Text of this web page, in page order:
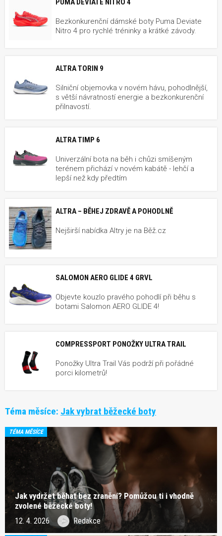
PUMA DEVIATE NITRO 4
Bezkonkurenční dámské boty Puma Deviate
Nitro 4 pro rychlé tréninky a krátké závody.
ALTRA TORIN 9
Silniční objemovka v novém hávu, pohodlnější,
s větší návratností energie a bezkonkurenční
přilnavostí.
ALTRA TIMP 6
Univerzální bota na běh i chůzi smíšeným
terénem přichází v novém kabátě - lehčí a
lepší než kdy předtím
ALTRA – BĚHEJ ZDRAVĚ A POHODLNĚ
Nejširší nabídka Altry je na Běž.cz
SALOMON AERO GLIDE 4 GRVL
Objevte kouzlo pravého pohodlí při běhu s
botami Salomon AERO GLIDE 4!
COMPRESSPORT PONOŽKY ULTRA TRAIL
Ponožky Ultra Trail Vás podrží při pořádné
porci kilometrů!
Téma měsíce: Jak vybrat běžecké boty
TÉMA MĚSÍCE
Jak vydržet běhat bez zranění? Pomůžou ti i vhodně
zvolené běžecké boty!
12. 4. 2026 Redakce